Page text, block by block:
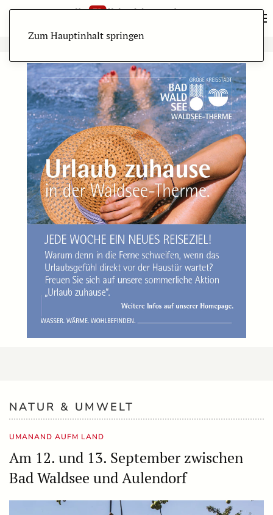
Zum Hauptinhalt springen
NATUR & UMWELT
UMANAND AUFM LAND
Am 12. und 13. September zwischen
Bad Waldsee und Aulendorf